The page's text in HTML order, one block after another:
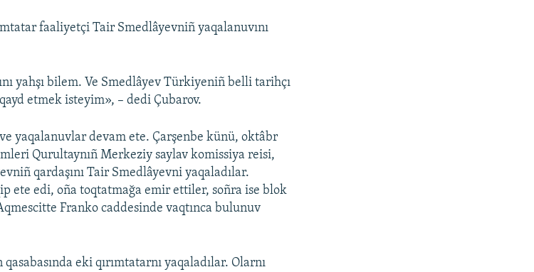
faaliyetçi Tair Smedlâyevniñ yaqalanuvını
yahşı bilem. Ve Smedlâyev Türkiyeniñ belli tarihçı
etmek isteyim», – dedi Çubarov.
yaqalanuvlar devam ete. Çarşenbe künü, oktâbr
Qurultaynıñ Merkeziy saylav komissiya reisi,
qardaşını Tair Smedlâyevni yaqaladılar.
ete edi, oña toqtatmağa emir ettiler, soñra ise blok
Franko caddesinde vaqtınca bulunuv
eki qırımtatarnı yaqaladılar. Olarnı